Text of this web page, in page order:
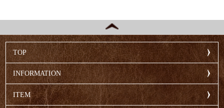
TOP
INFORMATION
ITEM